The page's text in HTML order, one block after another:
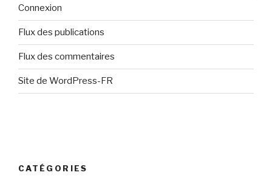
Connexion
Flux des publications
Flux des commentaires
Site de WordPress-FR
CATÉGORIES